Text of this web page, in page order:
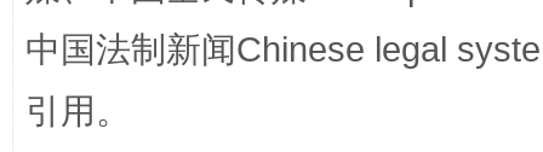
中国法制新闻Chinese legal
引用。